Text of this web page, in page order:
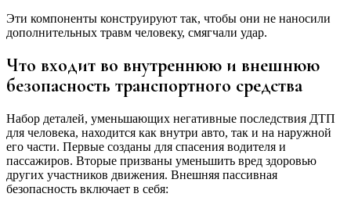
Эти компоненты конструируют так, чтобы они не наносили
дополнительных травм человеку, смягчали удар.
Что входит во внутреннюю и внешнюю
безопасность транспортного средства
Набор деталей, уменьшающих негативные последствия ДТП
для человека, находится как внутри авто, так и на наружной
его части. Первые созданы для спасения водителя и
пассажиров. Вторые призваны уменьшить вред здоровью
других участников движения. Внешняя пассивная
безопасность включает в себя: